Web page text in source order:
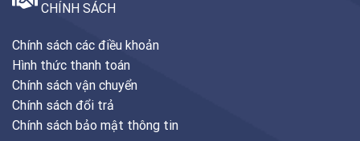
CHÍNH SÁCH
Chính sách các điều khoản
Hình thức thanh toán
Chính sách vận chuyển
Chính sách đổi trả
Chính sách bảo mật thông tin